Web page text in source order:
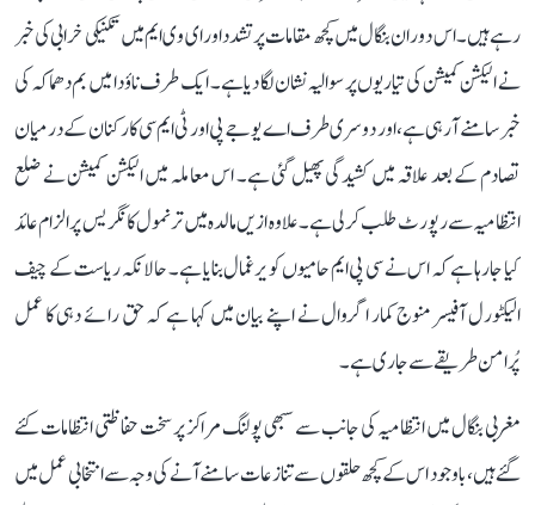
رہے ہیں۔ اس دوران بنگال میں کچھ مقامات پر تشدد اور ای وی ایم میں تکنیکی خرابی کی خبر
نے الیکشن کمیشن کی تیاریوں پر سوالیہ نشان لگا دیا ہے۔ ایک طرف ناؤدا میں بم دھماکہ کی
خبر سامنے آ رہی ہے، اور دوسری طرف اے یو جے پی اور ٹی ایم سی کارکنان کے درمیان
تصادم کے بعد علاقہ میں کشیدگی پھیل گئی ہے۔ اس معاملہ میں الیکشن کمیشن نے ضلع
انتظامیہ سے رپورٹ طلب کر لی ہے۔ علاوہ ازیں مالدہ میں ترنمول کانگریس پر الزام عائد
کیا جا رہا ہے کہ اس نے سی پی ایم حامیوں کو یرغمال بنایا ہے۔ حالانکہ ریاست کے چیف
الیکٹورل آفیسر منوج کمار اگروال نے اپنے بیان میں کہا ہے کہ حق رائے دہی کا عمل
پُرامن طریقے سے جاری ہے۔
مغربی بنگال میں انتظامیہ کی جانب سے سبھی پولنگ مراکز پر سخت حفاظتی انتظامات کئے
گئے ہیں، باوجود اس کے کچھ حلقوں سے تنازعات سامنے آنے کی وجہ سے انتخابی عمل میں